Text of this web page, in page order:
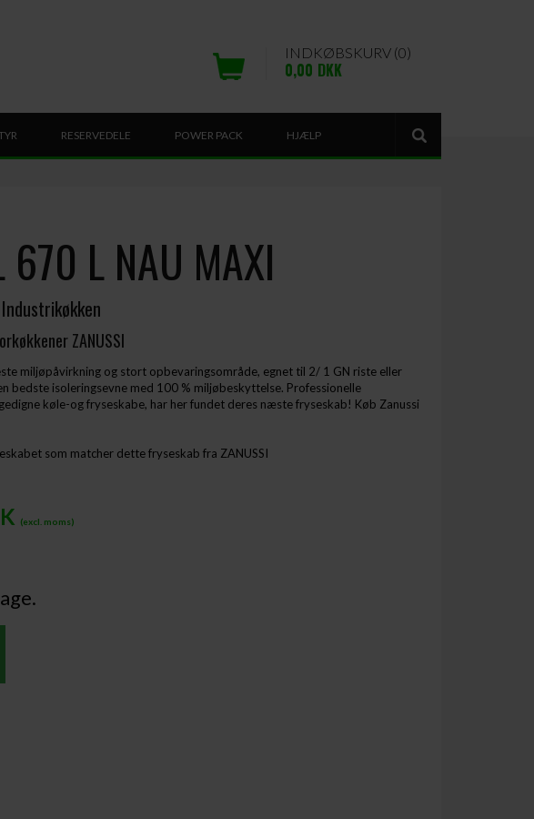
INDKØBSKURV (0)
0,00 DKK
RESERVEDELE POWER PACK HJÆLP
670 L NAU MAXI
ZANUSSI
miljøpåvirkning og stort opbevaringsområde, egnet til 2/ 1 GN riste eller
bedste isoleringsevne med 100 % miljøbeskyttelse. Professionelle
køle-og fryseskabe, har her fundet deres næste fryseskab! Køb Zanussi
som matcher dette fryseskab fra ZANUSSI
(excl. moms)